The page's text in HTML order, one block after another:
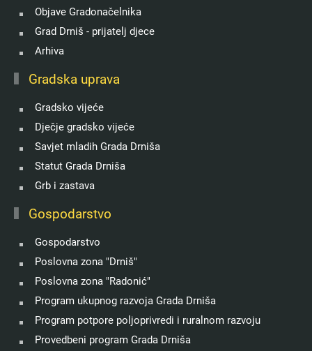
Objave Gradonačelnika
Grad Drniš - prijatelj djece
Arhiva
Gradska uprava
Gradsko vijeće
Dječje gradsko vijeće
Savjet mladih Grada Drniša
Statut Grada Drniša
Grb i zastava
Gospodarstvo
Gospodarstvo
Poslovna zona "Drniš"
Poslovna zona "Radonić"
Program ukupnog razvoja Grada Drniša
Program potpore poljoprivredi i ruralnom razvoju
Provedbeni program Grada Drniša